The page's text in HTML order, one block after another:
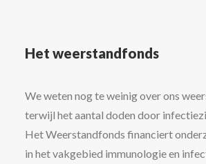
Het weerstandfonds
We weten nog te weinig over ons
terwijl het aantal doden door
Het Weerstandfonds financiert
in het vakgebied immunologie en